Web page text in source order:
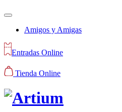
Amigos y Amigas
Entradas Online
Tienda Online